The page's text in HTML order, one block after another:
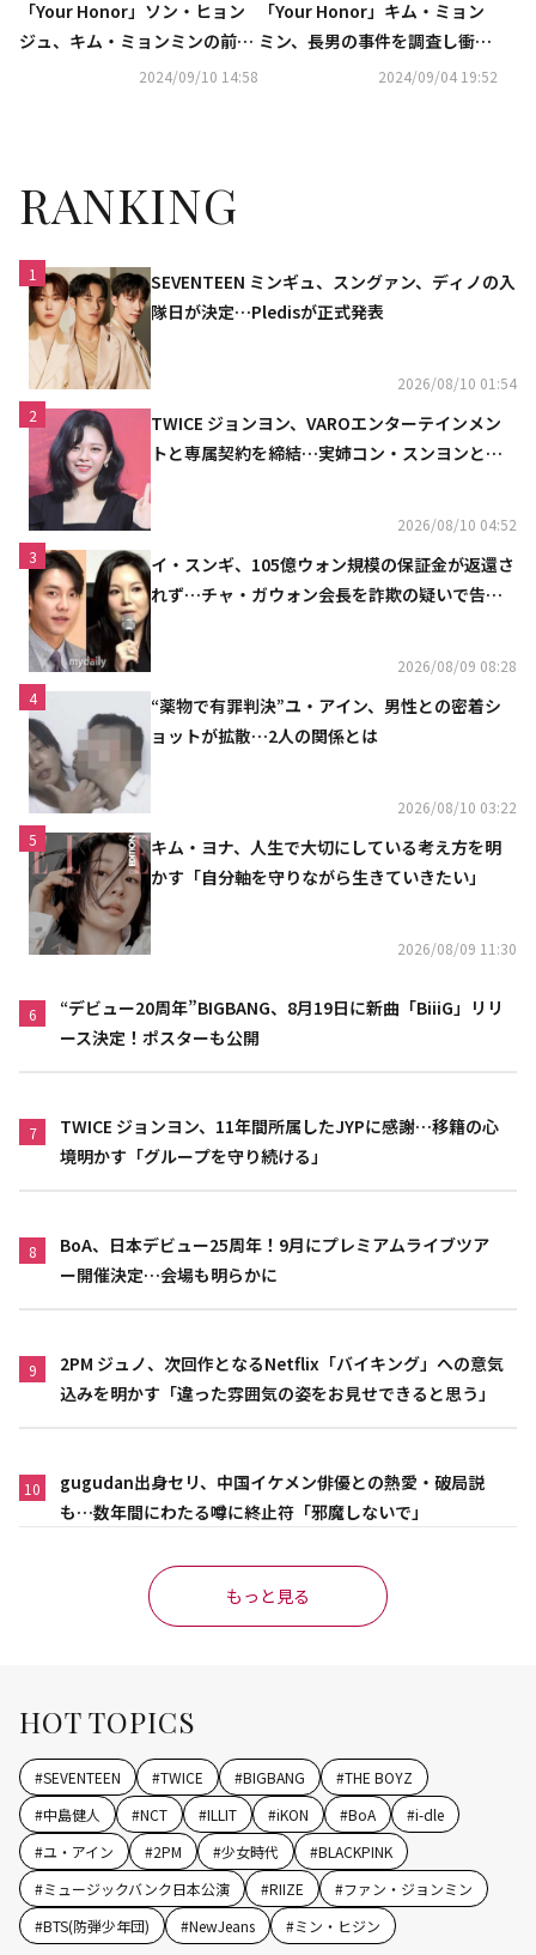
「Your Honor」ソン・ヒョン
ジュ、キム・ミョンミンの前で
土下座“息子だけは助けてく
2024/09/10 14:58
「Your Honor」キム・ミョン
ミン、長男の事件を調査し衝撃
を受ける【ネタバレあり】
2024/09/04 19:52
RANKING
1
SEVENTEEN ミンギュ、スングァン、ディノの入
隊日が決定…Pledisが正式発表
2026/08/10 01:54
2
TWICE ジョンヨン、VAROエンターテインメン
トと専属契約を締結…実姉コン・スンヨンと同
2026/08/10 04:52
3
イ・スンギ、105億ウォン規模の保証金が返還さ
れず…チャ・ガウォン会長を詐欺の疑いで告訴
2026/08/09 08:28
4
“薬物で有罪判決”ユ・アイン、男性との密着シ
ョットが拡散…2人の関係とは
2026/08/10 03:22
5
キム・ヨナ、人生で大切にしている考え方を明
かす「自分軸を守りながら生きていきたい」
2026/08/09 11:30
6
“デビュー20周年”BIGBANG、8月19日に新曲「BiiiG」リリ
ース決定！ポスターも公開
7
TWICE ジョンヨン、11年間所属したJYPに感謝…移籍の心
境明かす「グループを守り続ける」
8
BoA、日本デビュー25周年！9月にプレミアムライブツア
ー開催決定…会場も明らかに
9
2PM ジュノ、次回作となるNetflix「バイキング」への意気
込みを明かす「違った雰囲気の姿をお見せできると思う」
10
gugudan出身セリ、中国イケメン俳優との熱愛・破局説
も…数年間にわたる噂に終止符「邪魔しないで」
もっと見る
HOT TOPICS
#SEVENTEEN #TWICE #BIGBANG #THE BOYZ
#中島健人 #NCT #ILLIT #iKON #BoA #i-dle
#ユ・アイン #2PM #少女時代 #BLACKPINK
#ミュージックバンク日本公演 #RIIZE #ファン・ジョンミン
#BTS(防弾少年団) #NewJeans #ミン・ヒジン